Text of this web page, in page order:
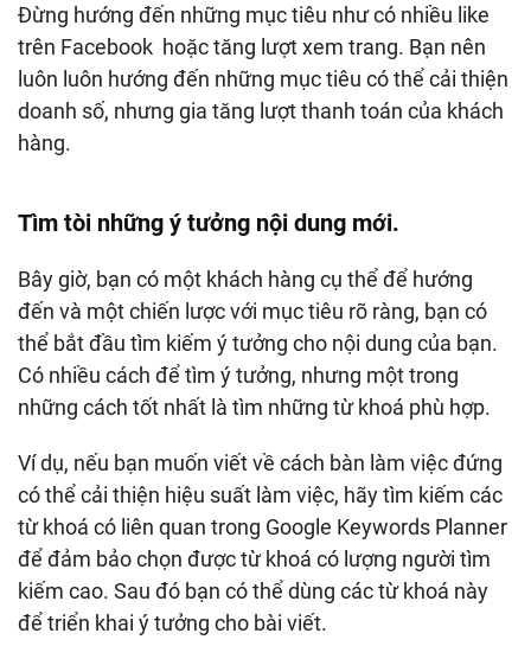
Đừng hướng đến những mục tiêu như có nhiều like
trên Facebook hoặc tăng lượt xem trang. Bạn nên
luôn luôn hướng đến những mục tiêu có thể cải thiện
doanh số, nhưng gia tăng lượt thanh toán của khách
hàng.
Tìm tòi những ý tưởng nội dung mới.
Bây giờ, bạn có một khách hàng cụ thể để hướng
đến và một chiến lược với mục tiêu rõ ràng, bạn có
thể bắt đầu tìm kiếm ý tưởng cho nội dung của bạn.
Có nhiều cách để tìm ý tưởng, nhưng một trong
những cách tốt nhất là tìm những từ khoá phù hợp.
Ví dụ, nếu bạn muốn viết về cách bàn làm việc đứng
có thể cải thiện hiệu suất làm việc, hãy tìm kiếm các
từ khoá có liên quan trong Google Keywords Planner
để đảm bảo chọn được từ khoá có lượng người tìm
kiếm cao. Sau đó bạn có thể dùng các từ khoá này
để triển khai ý tưởng cho bài viết.